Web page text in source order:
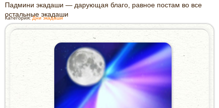
ПАДМИНИ
ЭКАДАШИ
—
ДАРУЮЩАЯ
БЛАГО,
РАВНОЕ
ПОСТАМ
ВО
ОСТАЛЬНЫЕ
ЭКАДАШИ
Падмини экадаши — дарующая благо, равное постам во все
остальные экадаши
Категория:Дни экадаши